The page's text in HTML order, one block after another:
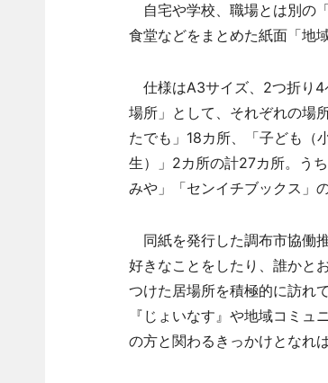
自宅や学校、職場とは別の
食堂などをまとめた紙面「地
仕様はA3サイズ、2つ折り4
場所」として、それぞれの場
たでも」18カ所、「子ども（
生）」2カ所の計27カ所。う
みや」「センイチブックス」
同紙を発行した調布市協働
好きなことをしたり、誰かと
つけた居場所を積極的に訪れ
『じょいなす』や地域コミ
の方と関わるきっかけとなれば